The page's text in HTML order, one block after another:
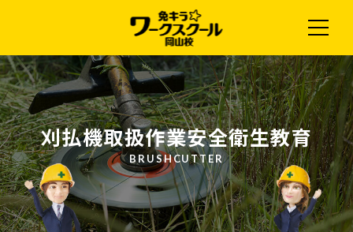
刈払機取扱作業安全衛生教育